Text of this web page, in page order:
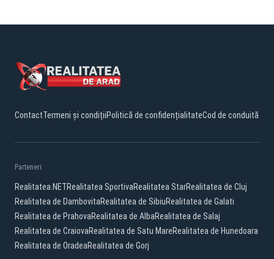
ContactTermeni și condițiiPolitică de confidențialitateCod de conduită
Parteneri:
Realitatea.NETRealitatea SportivaRealitatea StarRealitatea de Cluj
Realitatea de DambovitaRealitatea de SibiuRealitatea de Galati
Realitatea de PrahovaRealitatea de AlbaRealitatea de Salaj
Realitatea de CraiovaRealitatea de Satu MareRealitatea de Hunedoara
Realitatea de OradeaRealitatea de Gorj